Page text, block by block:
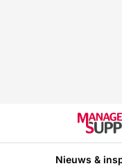
Nieuws &